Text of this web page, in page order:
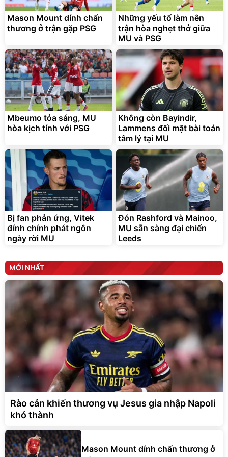
chống nóng giúp thoải mái
trong di chuyển
295.000đ
Đã bán nhiều
Mason Mount dính chấn
thương ở trận gặp PSG
Những yếu tố làm nên
trận hòa nghẹt thở giữa
MU và PSG
Mbeumo tỏa sáng, MU
hòa kịch tính với PSG
Không còn Bayindir,
Lammens đối mặt bài toán
tâm lý tại MU
Bị fan phản ứng, Vitek
đính chính phát ngôn
ngày rời MU
Đón Rashford và Mainoo,
MU sẵn sàng đại chiến
Leeds
MỚI NHẤT
Rào cản khiến thương vụ Jesus gia nhập Napoli
khó thành
Mason Mount dính chấn thương ở